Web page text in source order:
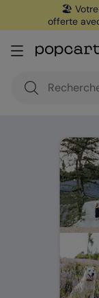
🏖️ Votre
offerte